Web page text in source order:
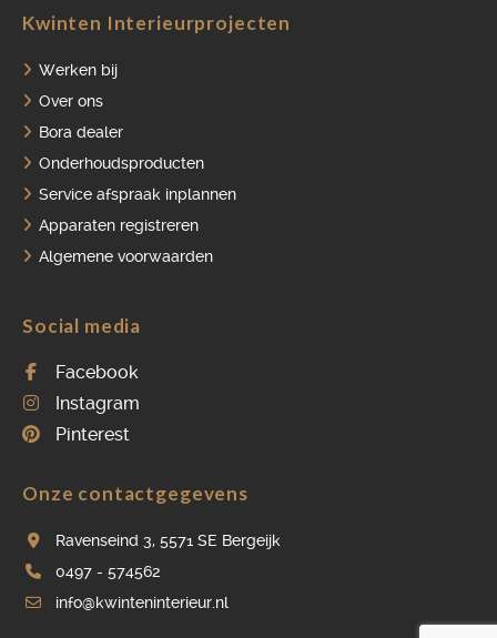
Kwinten Interieurprojecten
Werken bij
Over ons
Bora dealer
Onderhoudsproducten
Service afspraak inplannen
Apparaten registreren
Algemene voorwaarden
Social media
Facebook
Instagram
Pinterest
Onze contactgegevens
Ravenseind 3, 5571 SE Bergeijk
0497 - 574562
info@kwinteninterieur.nl